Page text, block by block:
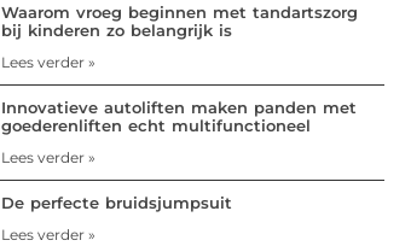
Waarom vroeg beginnen met tandartszorg
bij kinderen zo belangrijk is
Lees verder »
Innovatieve autoliften maken panden met
goederenliften echt multifunctioneel
Lees verder »
De perfecte bruidsjumpsuit
Lees verder »